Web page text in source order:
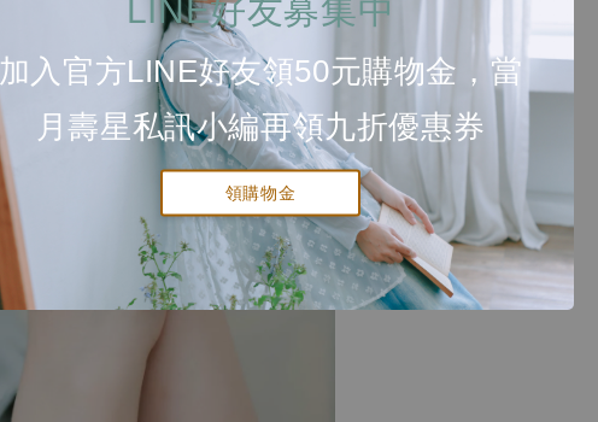
LINE好友募集中
加入官方LINE好友領50元購物金，當
月壽星私訊小編再領九折優惠券
領購物金